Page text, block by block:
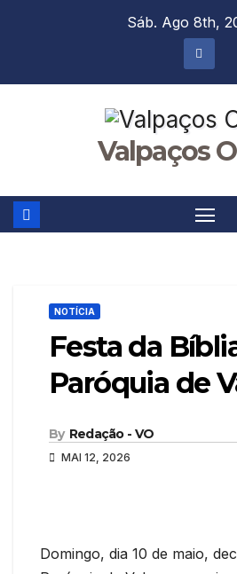
Sáb. Ago 8th,
Valpaços
NOTÍCIA
Festa da
Paróquia de
By Redação - VO
MAI 12, 2026
Domingo, dia 10 de maio,